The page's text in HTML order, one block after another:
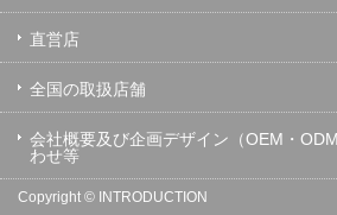
直営店
全国の取扱店舗
会社概要及び企画デザイン（OEM・
わせ等
Copyright © INTRODUCTION